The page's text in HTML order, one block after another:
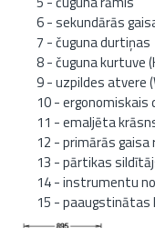
6 - sekundārās
7 - čuguna durtiņas
8 - čuguna kurtuve
9 - uzpildes atvere
10 - ergonomiskais
11 - emaljēta
12 - primārās gaisa
13 - pārtikas
14 - instrumentu
15 - paaugstinātas